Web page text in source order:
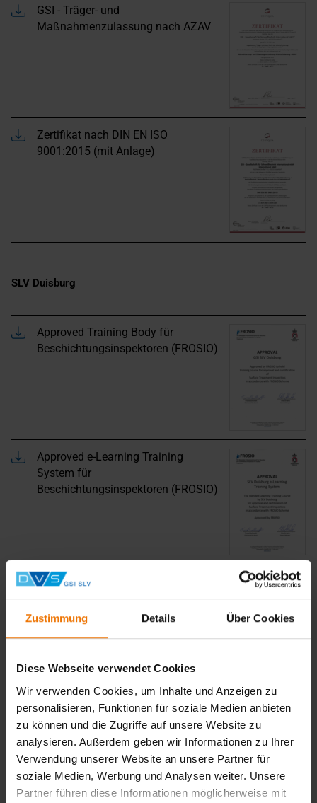
Zustimmung Details Über Cookies
Diese Webseite verwendet Cookies
Wir verwenden Cookies, um Inhalte und Anzeigen zu
personalisieren, Funktionen für soziale Medien anbieten
zu können und die Zugriffe auf unsere Website zu
analysieren. Außerdem geben wir Informationen zu Ihrer
Verwendung unserer Website an unsere Partner für
soziale Medien, Werbung und Analysen weiter. Unsere
Partner führen diese Informationen möglicherweise mit
GSI - Träger- und
Maßnahmenzulassung nach AZAV
Zertifikat nach DIN EN ISO
9001:2015 (mit Anlage)
SLV Duisburg
Approved Training Body für
Beschichtungsinspektoren (FROSIO)
Approved e-Learning Training
System für
Beschichtungsinspektoren (FROSIO)
FROSIO Notified Audit Body für
FROSIO-GuiD-CP
Approved Training Body für
Insulation-Inspektoren (FROSIO)